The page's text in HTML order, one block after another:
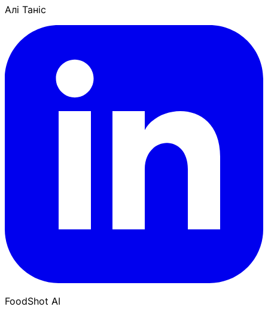
Алі Таніс
FoodShot AI